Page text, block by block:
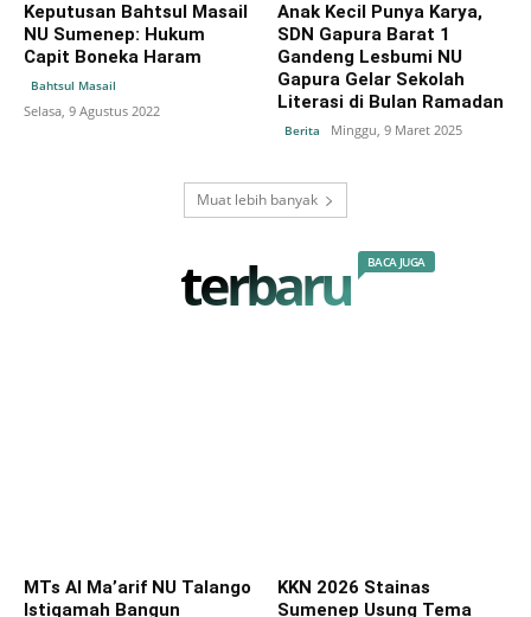
Keputusan Bahtsul Masail
NU Sumenep: Hukum
Capit Boneka Haram
Bahtsul Masail
Selasa, 9 Agustus 2022
Anak Kecil Punya Karya,
SDN Gapura Barat 1
Gandeng Lesbumi NU
Gapura Gelar Sekolah
Literasi di Bulan Ramadan
Berita Minggu, 9 Maret 2025
Muat lebih banyak
terbaru BACA JUGA
MTs Al Ma’arif NU Talango
Istiqamah Bangun
KKN 2026 Stainas
Sumenep Usung Tema